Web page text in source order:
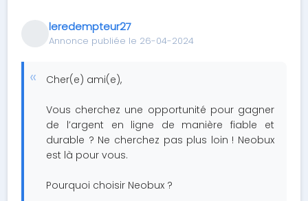
leredempteur27
Annonce publiée le 26-04-2024
Cher(e) ami(e),
Vous cherchez une opportunité pour gagner
de l’argent en ligne de manière fiable et
durable ? Ne cherchez pas plus loin ! Neobux
est là pour vous.
Pourquoi choisir Neobux ?